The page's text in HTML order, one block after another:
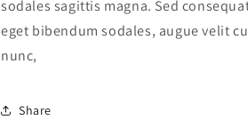
sodales sagittis magna. Sed
eget bibendum sodales, augue velit
nunc,
Share